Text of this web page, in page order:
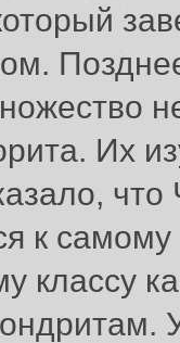
Их
что
к самому
классу